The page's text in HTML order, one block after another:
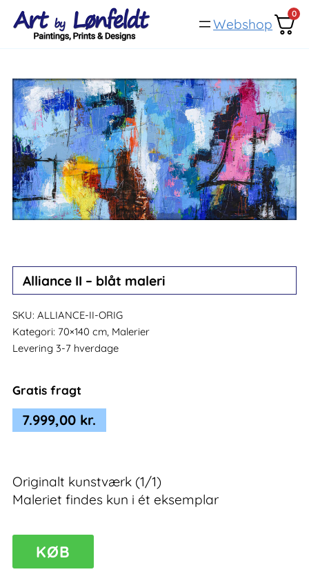
Spring
indhold
Webshop
0
Alliance II – blåt maleri
SKU: ALLIANCE-II-ORIG
Kategori: 70×140 cm, Malerier
Levering 3-7 hverdage
Gratis fragt
7.999,00 kr.
Originalt kunstværk (1/1)
Maleriet findes kun i ét eksemplar
Alliance
II
KØB